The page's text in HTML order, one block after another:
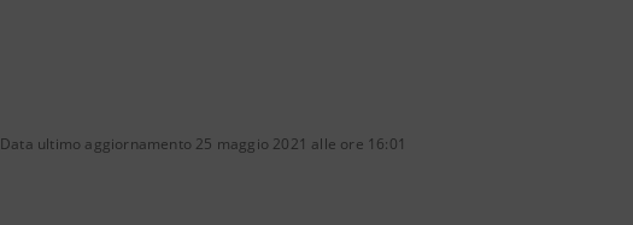
Data ultimo aggiornamento 25 maggio 2021 alle ore 16:01